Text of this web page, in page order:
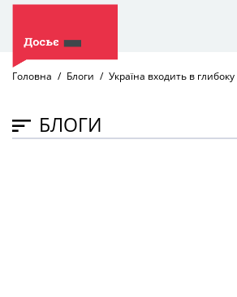
Головна Блоги Україна входить в
БЛОГИ